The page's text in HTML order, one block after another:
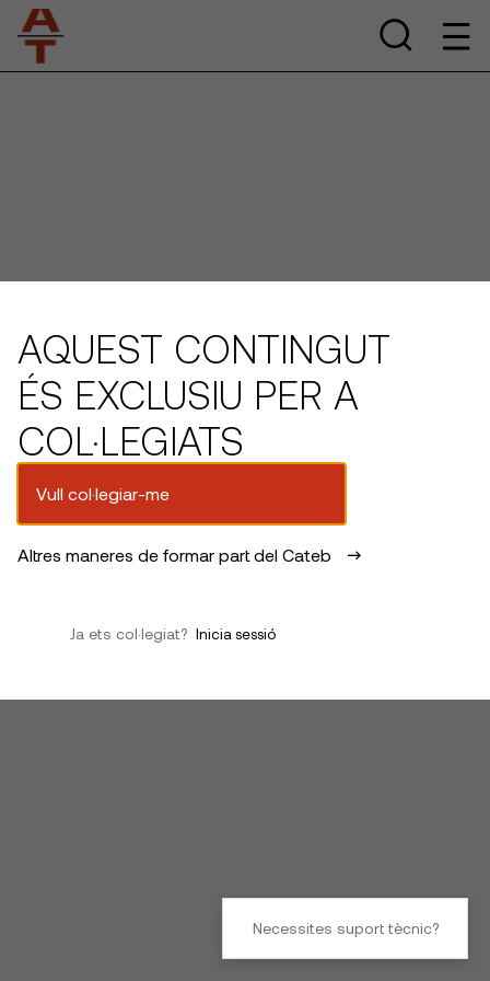
AQUEST CONTINGUT
ÉS EXCLUSIU PER A
COL·LEGIATS
Vull col·legiar-me
Altres maneres de formar part del Cateb
Ja ets col·legiat? Inicia sessió
Necessites suport tècnic?